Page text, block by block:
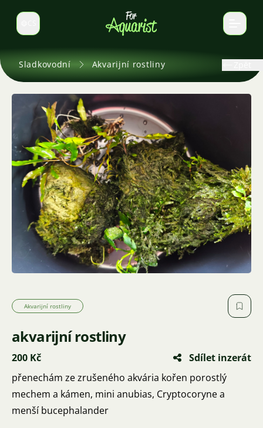
Select language
Sladkovodní Akvarijní rostliny
Akvarijní rostliny
akvarijní rostliny
200 Kč
Sdílet inzerát
přenechám ze zrušeného akvária kořen porostlý
mechem a kámen, mini anubias, Cryptocoryne a
menší bucephalander